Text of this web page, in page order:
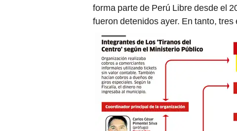
forma parte de Perú Libre desde el
fueron detenidos ayer. En tanto,